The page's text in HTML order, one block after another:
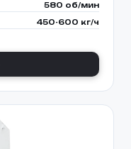
580 об/мин
450-600 кг/ч